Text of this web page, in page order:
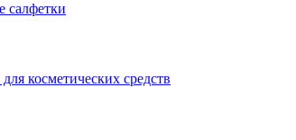
салфетки
косметических средств